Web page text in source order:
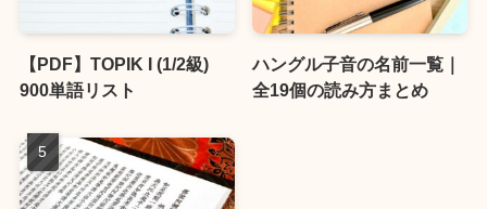
【PDF】TOPIK I (1/2級)
900単語リスト
ハングル子音の名前一覧｜
全19個の読み方まとめ